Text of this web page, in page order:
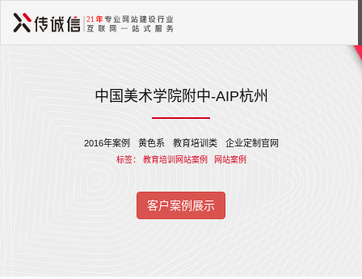
中国美术学院附中-AIP杭州
2016年案例 黄色系 教育培训类 企业定制官网
标签： 教育培训网站案例 网站案例
客户案例展示